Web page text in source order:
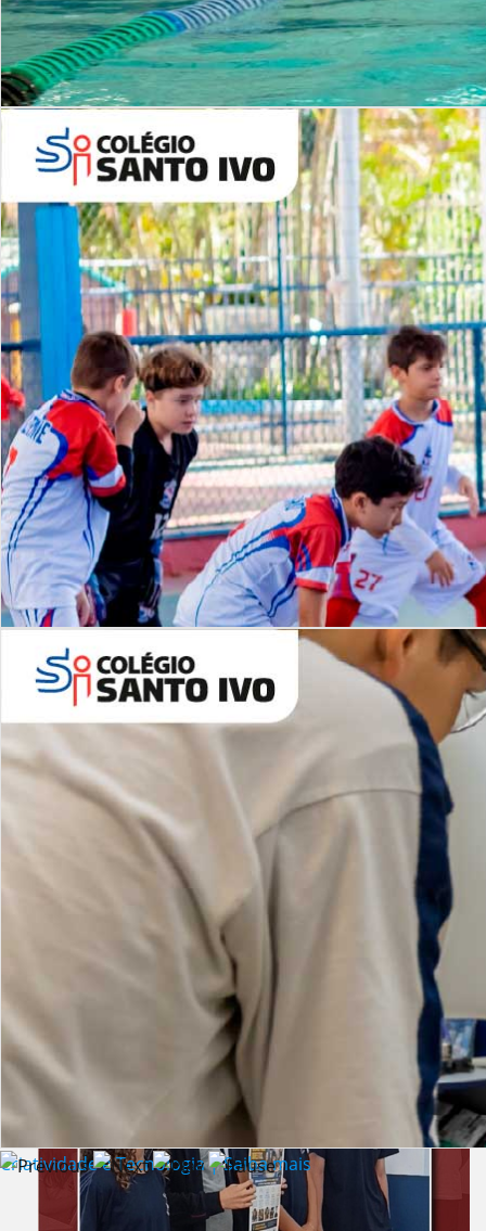
Período Integral | Saiba mais
Desafios | Saiba mais
Criatividade e Tecnologia | Saiba mais
Lista de vídeos
NOSSOCANAL